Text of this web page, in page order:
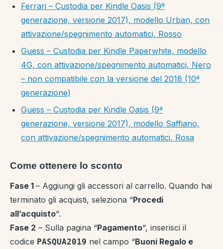
Ferrari – Custodia per Kindle Oasis (9ª
generazione, versione 2017), modello Urban, con
attivazione/spegnimento automatici, Rosso
Guess – Custodia per Kindle Paperwhite, modello
4G, con attivazione/spegnimento automatici, Nero
– non compatibile con la versione del 2018 (10ª
generazione)
Guess – Custodia per Kindle Oasis (9ª
generazione, versione 2017), modello Saffiano,
con attivazione/spegnimento automatici, Rosa
Come ottenere lo sconto
Fase 1 – Aggiungi gli accessori al carrello. Quando hai
terminato gli acquisti, seleziona “Procedi
all’acquisto“.
Fase 2 – Sulla pagina “Pagamento“, inserisci il
codice PASQUA2019 nel campo “Buoni Regalo e